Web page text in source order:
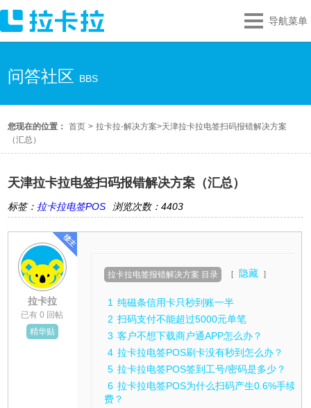
导航菜单
问答社区 BBS
您现在的位置： 首页 > 拉卡拉-解决方案>天津拉卡拉电签扫码报错解决方案
（汇总）
天津拉卡拉电签扫码报错解决方案（汇总）
标签： 拉卡拉电签POS 浏览次数：4403
拉卡拉
已有 0 回帖
精华贴
拉卡拉电签报错解决方案 目录 隐藏
1 纯磁条信用卡只秒到账一半
2 扫码支付不能超过5000元单笔
3 客户不想下载商户通APP怎么办？
4 拉卡拉电签POS刷卡没有秒到怎么办？
5 拉卡拉电签POS签到工号/密码是多少？
6 拉卡拉电签POS为什么扫码产生0.6%手续
费？